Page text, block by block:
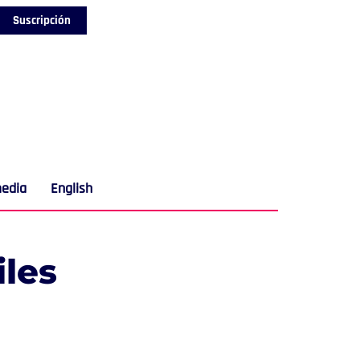
Suscripción
English